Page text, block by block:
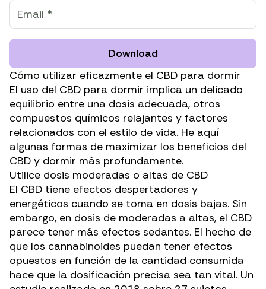
Download
Cómo utilizar eficazmente el CBD para dormir
El uso del CBD para dormir implica un delicado
equilibrio entre una dosis adecuada, otros
compuestos químicos relajantes y factores
relacionados con el estilo de vida. He aquí
algunas formas de maximizar los beneficios del
CBD y dormir más profundamente.
Utilice dosis moderadas o altas de CBD
El CBD tiene efectos despertadores y
energéticos cuando se toma en dosis bajas. Sin
embargo, en dosis de moderadas a altas, el CBD
parece tener más efectos sedantes. El hecho de
que los cannabinoides puedan tener efectos
opuestos en función de la cantidad consumida
hace que la dosificación precisa sea tan vital. Un